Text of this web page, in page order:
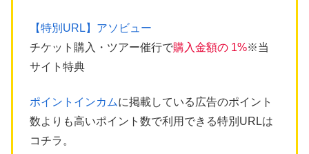
【特別URL】アソビュー
チケット購入・ツアー催行で購入金額の 1%※当
サイト特典
ポイントインカムに掲載している広告のポイント
数よりも高いポイント数で利用できる特別URLは
コチラ。